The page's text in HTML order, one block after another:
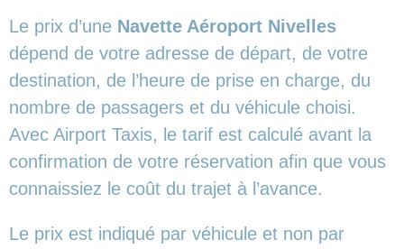
Le prix d’une Navette Aéroport Nivelles
dépend de votre adresse de départ, de votre
destination, de l’heure de prise en charge, du
nombre de passagers et du véhicule choisi.
Avec Airport Taxis, le tarif est calculé avant la
confirmation de votre réservation afin que vous
connaissiez le coût du trajet à l’avance.
Le prix est indiqué par véhicule et non par